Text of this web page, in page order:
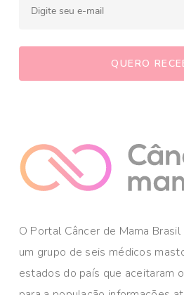
O Portal Câncer de Mama
um grupo de seis médicos
estados do país que aceitaram